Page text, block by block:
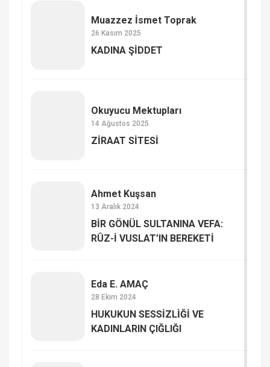
Muazzez İsmet Toprak
26 Kasım 2025
KADINA ŞİDDET
Okuyucu Mektupları
14 Ağustos 2025
ZİRAAT SİTESİ
Ahmet Kuşsan
13 Aralık 2024
BİR GÖNÜL SULTANINA VEFA:
RÛZ-İ VUSLAT’IN BEREKETİ
Eda E. AMAÇ
28 Ekim 2024
HUKUKUN SESSİZLİĞİ VE
KADINLARIN ÇIĞLIĞI